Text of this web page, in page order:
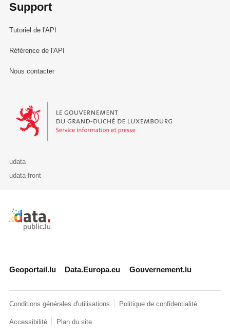
Support
Tutoriel de l'API
Référence de l'API
Nous contacter
Le Gouvernement du Grand-Duché de Luxembourg - Service
udata
udata-front
Retour à l'accueil de data.public.lu
Geoportail.lu Data.Europa.eu Gouvernement.lu
Conditions générales d'utilisations Politique de confidentialité
Accessibilité Plan du site